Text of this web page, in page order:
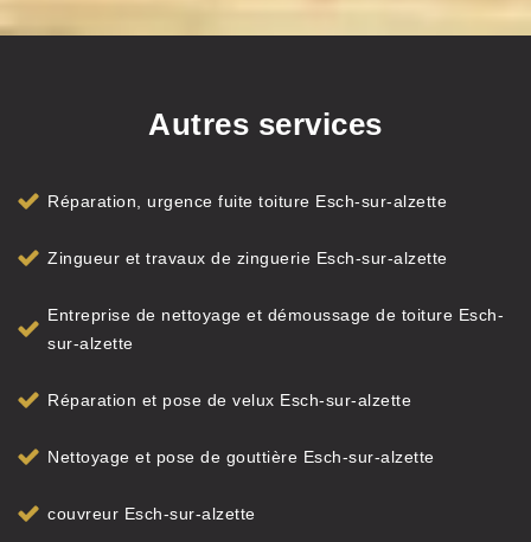
Autres services
Réparation, urgence fuite toiture Esch-sur-alzette
Zingueur et travaux de zinguerie Esch-sur-alzette
Entreprise de nettoyage et démoussage de toiture Esch-
sur-alzette
Réparation et pose de velux Esch-sur-alzette
Nettoyage et pose de gouttière Esch-sur-alzette
couvreur Esch-sur-alzette